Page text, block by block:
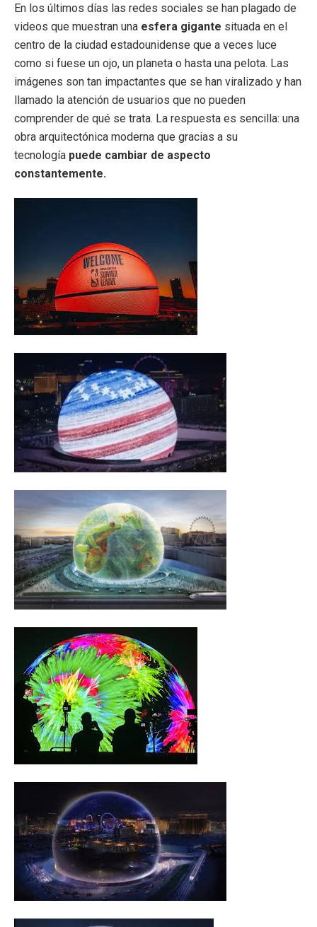
En los últimos días las redes sociales se han plagado de
videos que muestran una esfera gigante situada en el
centro de la ciudad estadounidense que a veces luce
como si fuese un ojo, un planeta o hasta una pelota. Las
imágenes son tan impactantes que se han viralizado y han
llamado la atención de usuarios que no pueden
comprender de qué se trata. La respuesta es sencilla: una
obra arquitectónica moderna que gracias a su
tecnología puede cambiar de aspecto
constantemente.